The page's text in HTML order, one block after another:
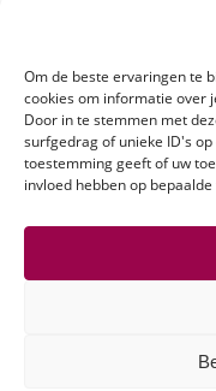
Om de beste ervaringen te
cookies om informatie over
Door in te stemmen met
surfgedrag of unieke ID's
toestemming geeft of uw
invloed hebben op
Site feedback
Klachten